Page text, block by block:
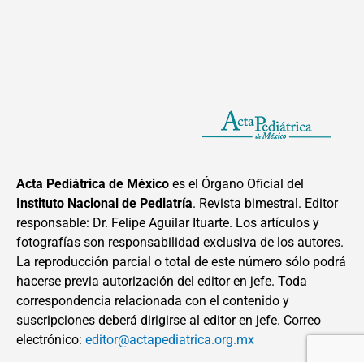
Acta Pediátrica de México es el Órgano Oficial del
Instituto Nacional de Pediatría. Revista bimestral. Editor
responsable: Dr. Felipe Aguilar Ituarte. Los artículos y
fotografías son responsabilidad exclusiva de los autores.
La reproducción parcial o total de este número sólo podrá
hacerse previa autorización del editor en jefe. Toda
correspondencia relacionada con el contenido y
suscripciones deberá dirigirse al editor en jefe. Correo
electrónico: editor@actapediatrica.org.mx